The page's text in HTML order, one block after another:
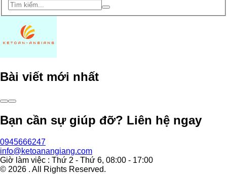
Bài viết mới nhất
Bạn cần sự giúp đỡ? Liên hệ ngay
0945666247
info@ketoanangiang.com
Giờ làm việc : Thứ 2 - Thứ 6, 08:00 - 17:00
© 2026 . All Rights Reserved.